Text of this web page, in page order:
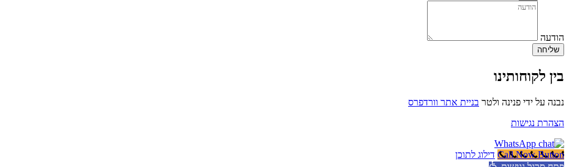
הודעה
שליחה
בין לקוחותינו
נבנה על ידי פנינה ולטר בניית אתר וורדפרס
הצהרת נגישות
Call Now Button דילוג לתוכן